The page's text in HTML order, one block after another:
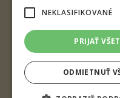
Univerzitný magazín
Veda a výskum
Kontakt
NEKLASIFIKOVANÉ
PRIJAŤ
ODMIETNUŤ